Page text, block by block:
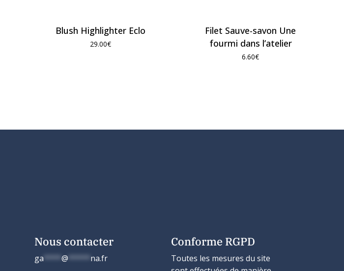
Blush Highlighter Eclo
29.00€
Filet Sauve-savon Une
fourmi dans l’atelier
6.60€
Nous contacter
ga **** @ ***** na.fr
Conforme RGPD
Toutes les mesures du site